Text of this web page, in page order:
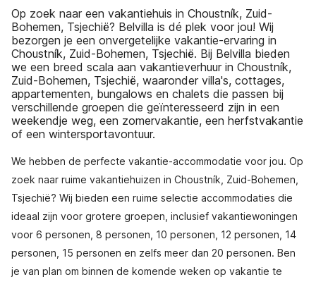
Op zoek naar een vakantiehuis in Choustník, Zuid-
Bohemen, Tsjechië? Belvilla is dé plek voor jou! Wij
bezorgen je een onvergetelijke vakantie-ervaring in
Choustník, Zuid-Bohemen, Tsjechië. Bij Belvilla bieden
we een breed scala aan vakantieverhuur in Choustník,
Zuid-Bohemen, Tsjechië, waaronder villa's, cottages,
appartementen, bungalows en chalets die passen bij
verschillende groepen die geïnteresseerd zijn in een
weekendje weg, een zomervakantie, een herfstvakantie
of een wintersportavontuur.
We hebben de perfecte vakantie-accommodatie voor jou. Op
zoek naar ruime vakantiehuizen in Choustník, Zuid-Bohemen,
Tsjechië? Wij bieden een ruime selectie accommodaties die
ideaal zijn voor grotere groepen, inclusief vakantiewoningen
voor 6 personen, 8 personen, 10 personen, 12 personen, 14
personen, 15 personen en zelfs meer dan 20 personen. Ben
je van plan om binnen de komende weken op vakantie te